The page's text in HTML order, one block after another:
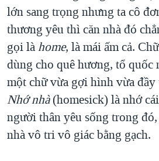
lớn sang trọng nhưng ta cô
thương yêu thì căn nhà đó
gọi làhome, là mái ấm cả. Chữ
dùng cho quê hương, tổ quốc
một chữ vừa gợi hình vừa
Nhớ nhà(homesick) là nhớ
người thân yêu sống trong
nhà vô tri vô giác bằng gạch.